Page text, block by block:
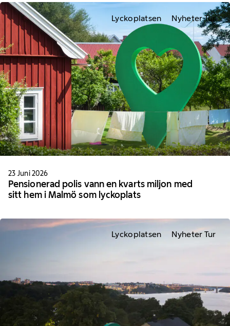
Lyckoplatsen Nyheter Tur
23 Juni 2026
Pensionerad polis vann en kvarts miljon med
sitt hem i Malmö som lyckoplats
Lyckoplatsen Nyheter Tur